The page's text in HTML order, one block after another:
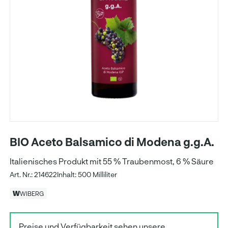
BIO Aceto Balsamico di Modena g.g.A.
Italienisches Produkt mit 55 % Traubenmost, 6 % Säure
Art. Nr.: 214622Inhalt: 500 Milliliter
WIBERG
Preise und Verfügbarkeit sehen unsere